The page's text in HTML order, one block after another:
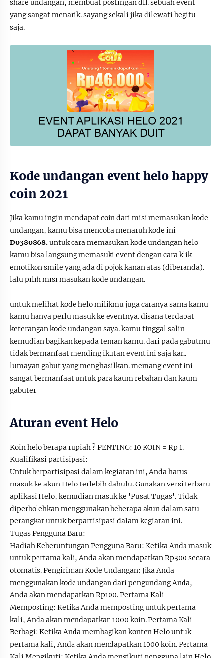
share undangan, membuat postingan dll. sebuah event
yang sangat menarik. sayang sekali jika dilewati begitu
saja.
Kode undangan event helo happy
coin 2021
Jika kamu ingin mendapat coin dari misi memasukan kode
undangan, kamu bisa mencoba menaruh kode ini
D0380868.untuk cara memasukan kode undangan helo
kamu bisa langsung memasuki event dengan cara klik
emotikon smile yang ada di pojok kanan atas (diberanda).
lalu pilih misi masukan kode undangan.
untuk melihat kode helo milikmu juga caranya sama kamu
kamu hanya perlu masuk ke eventnya. disana terdapat
keterangan kode undangan saya. kamu tinggal salin
kemudian bagikan kepada teman kamu. dari pada gabutmu
tidak bermanfaat mending ikutan event ini saja kan.
lumayan gabut yang menghasilkan. memang event ini
sangat bermanfaat untuk para kaum rebahan dan kaum
gabuter.
Aturan event Helo
Koin helo berapa rupiah ? PENTING: 10 KOIN = Rp 1.
Kualifikasi partisipasi:
Untuk berpartisipasi dalam kegiatan ini, Anda harus
masuk ke akun Helo terlebih dahulu. Gunakan versi terbaru
aplikasi Helo, kemudian masuk ke 'Pusat Tugas'. Tidak
diperbolehkan menggunakan beberapa akun dalam satu
perangkat untuk berpartisipasi dalam kegiatan ini.
Tugas Pengguna Baru:
Hadiah Keberuntungan Pengguna Baru: Ketika Anda masuk
untuk pertama kali, Anda akan mendapatkan Rp300 secara
otomatis. Pengiriman Kode Undangan: Jika Anda
menggunakan kode undangan dari pengundang Anda,
Anda akan mendapatkan Rp100. Pertama Kali
Memposting: Ketika Anda memposting untuk pertama
kali, Anda akan mendapatkan 1000 koin. Pertama Kali
Berbagi: Ketika Anda membagikan konten Helo untuk
pertama kali, Anda akan mendapatkan 1000 koin. Pertama